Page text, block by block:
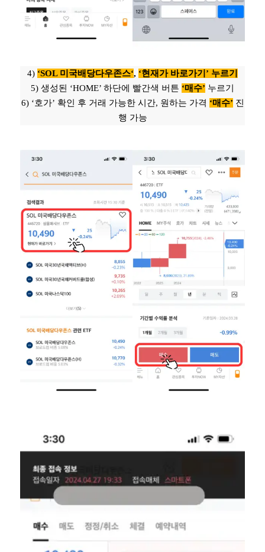
4) ‘SOL 미국배당다우존스‘, ‘현재가 바로가기’ 누르기
5) 생성된 ‘HOME’ 하단에 빨간색 버튼 ‘매수’ 누르기
6) ‘호가’ 확인 후 거래 가능한 시간, 원하는 가격 ‘매수’ 진
행 가능